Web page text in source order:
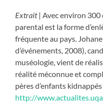
Extrait| Avec environ 300
parental est la forme
fréquente au pays.
d’événements, 2008),
muséologie, vient de
réalité méconnue et
pères d’enfants
http://